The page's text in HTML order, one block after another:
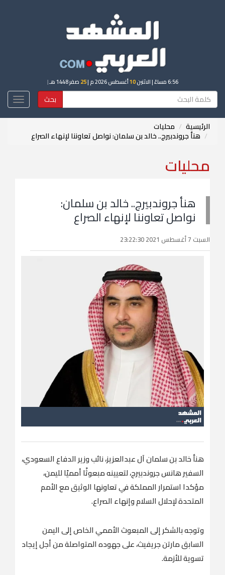
6:56 مساءً | الاثنين10أغسطس 2026 م | 25 صفر 1448 هـ |
بحث
الرئيسية محليات
هنأ جروندبيرج.. خالد بن سلمان: نواصل تعاوننا لإنهاء الصراع
محليات
هنأ جروندبيرج.. خالد بن سلمان:
نواصل تعاوننا لإنهاء الصراع
السبت 7 أغسطس 2021 23:22:30
هنأ خالد بن سلمان آل عبدالعزيز، نائب وزير الدفاع السعودي،
السفير هانس جروندبيرج، لتعيينه مبعوثًا أمميًا لليمن،
مؤكدا استمرار المملكة في تعاونها الوثيق مع الأمم
المتحدة لإحلال السلام وإنهاء الصراع.
وتوجه بالشكر إلى المبعوث الأممي الخاص إلى اليمن
السابق مارتن جريفيث، على جهوده المتواصلة من أجل إيجاد
تسوية للأزمة.